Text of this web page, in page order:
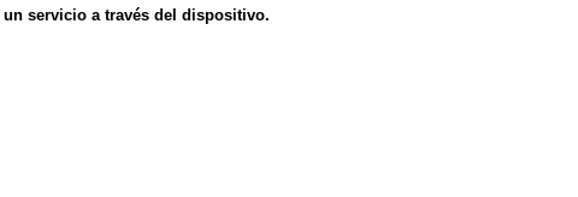
servicio a través del dispositivo.